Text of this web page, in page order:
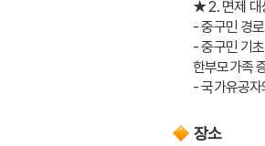
★ 2. 면제 대
- 중구민 경
- 중구민 기
한부모가족
- 국가유공
장소